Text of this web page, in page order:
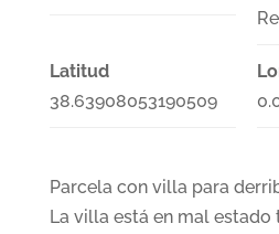
Latitud
38.63908053190509
Parcela con villa para
La villa está en mal estado